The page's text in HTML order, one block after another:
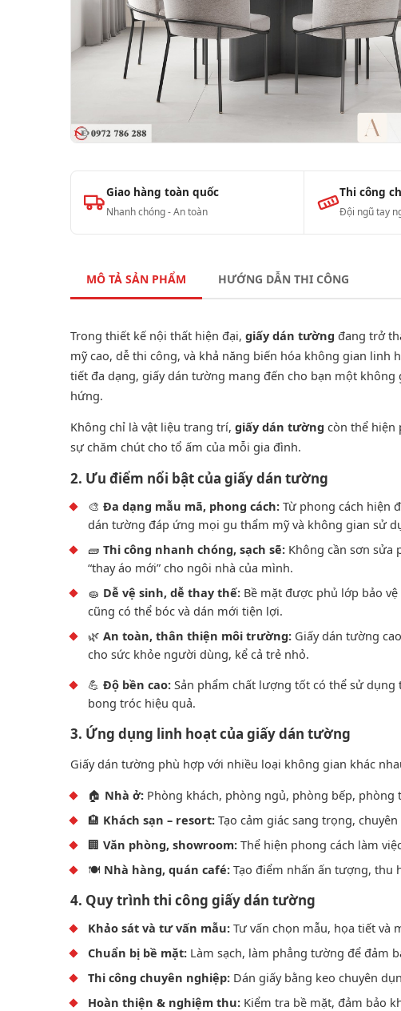
Giao hàng toàn quốc
Nhanh chóng - An toàn
Thi công
Đội ngũ tay
MÔ TẢ SẢN PHẨM HƯỚNG DẪN THI CÔNG
Trong thiết kế nội thất hiện đại, giấy dán tường đang trở
mỹ cao, dễ thi công, và khả năng biến hóa không gian linh
tiết đa dạng, giấy dán tường mang đến cho bạn một
hứng.
Không chỉ là vật liệu trang trí, giấy dán tường còn thể hiện
sự chăm chút cho tổ ấm của mỗi gia đình.
2. Ưu điểm nổi bật của giấy dán tường
🎨 Đa dạng mẫu mã, phong cách: Từ phong cách hiện
dán tường đáp ứng mọi gu thẩm mỹ và không gian sử
🧱 Thi công nhanh chóng, sạch sẽ: Không cần sơn sửa
“thay áo mới” cho ngôi nhà của mình.
🧽 Dễ vệ sinh, dễ thay thế: Bề mặt được phủ lớp bảo
cũng có thể bóc và dán mới tiện lợi.
🌿 An toàn, thân thiện môi trường: Giấy dán tường
cho sức khỏe người dùng, kể cả trẻ nhỏ.
💪 Độ bền cao: Sản phẩm chất lượng tốt có thể sử dụng
bong tróc hiệu quả.
3. Ứng dụng linh hoạt của giấy dán tường
Giấy dán tường phù hợp với nhiều loại không gian khác
🏠 Nhà ở: Phòng khách, phòng ngủ, phòng bếp, phòng
🏨 Khách sạn – resort: Tạo cảm giác sang trọng,
🏢 Văn phòng, showroom: Thể hiện phong cách làm
🍽️ Nhà hàng, quán café: Tạo điểm nhấn ấn tượng, thu
4. Quy trình thi công giấy dán tường
Khảo sát và tư vấn mẫu: Tư vấn chọn mẫu, họa tiết và
Chuẩn bị bề mặt: Làm sạch, làm phẳng tường để đảm
Thi công chuyên nghiệp: Dán giấy bằng keo chuyên
Hoàn thiện & nghiệm thu: Kiểm tra bề mặt, đảm bảo